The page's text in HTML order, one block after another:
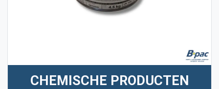
CHEMISCHE PRODUCTEN